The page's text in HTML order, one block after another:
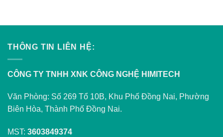
THÔNG TIN LIÊN HỆ:
CÔNG TY TNHH XNK CÔNG NGHỆ HIMITECH
Văn Phòng: Số 269 Tổ 10B, Khu Phố Đồng Nai, Phường
Biên Hòa, Thành Phố Đồng Nai.
MST: 3603849374